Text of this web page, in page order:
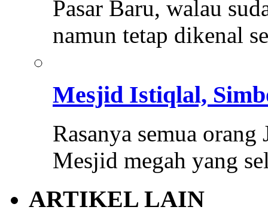
Pasar Baru, walau
namun tetap dikenal
Mesjid Istiqlal,
Rasanya semua
Mesjid megah yang
ARTIKEL LAIN